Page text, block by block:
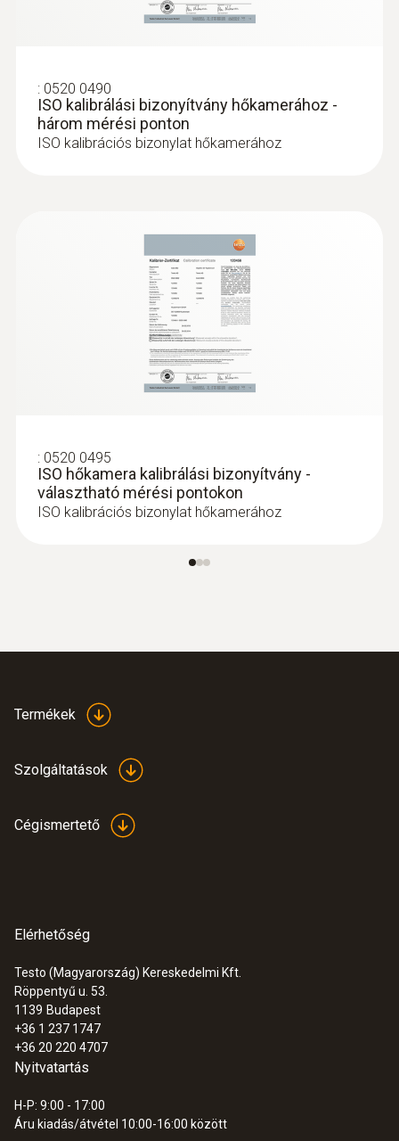
: 0520 0490
ISO kalibrálási bizonyítvány hőkamerához -
három mérési ponton
ISO kalibrációs bizonylat hőkamerához
: 0520 0495
ISO hőkamera kalibrálási bizonyítvány -
választható mérési pontokon
ISO kalibrációs bizonylat hőkamerához
Termékek
Szolgáltatások
Cégismertető
Elérhetőség
Testo (Magyarország) Kereskedelmi Kft.
Röppentyű u. 53.
1139 Budapest
+36 1 237 1747
+36 20 220 4707
Nyitvatartás
H-P: 9:00 - 17:00
Áru kiadás/átvétel 10:00-16:00 között